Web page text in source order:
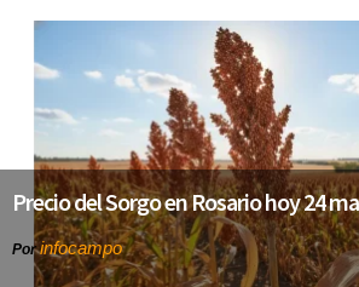
Precio del Sorgo en Rosario hoy 24
Porinfocampo